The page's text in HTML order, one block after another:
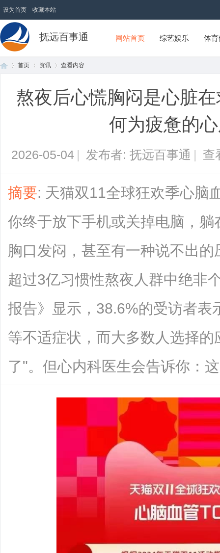
设为首页 收藏本站
抚远百事通 网站首页 综艺娱乐 体
首页 资讯
›
查看内容
熬夜后心慌胸闷是心脏
何为疲惫的
2026-05-04 | 发布者: 抚远百事通 | 查
摘要: 天猫双11全球狂欢季心脑
你终于放下手机或关掉电脑，
胸口发闷，甚至有一种说不出
超过3亿习惯性熬夜人群中绝非
报告》显示，38.6%的受访者表
等不适症状，而大多数人选择
了"。但心内科医生会告诉你：